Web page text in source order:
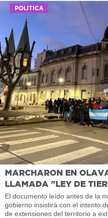
POLITICA
MARCHARON EN
LLAMADA "LEY DE
El documento leído antes de la
gobierno insistirá con el intento
de extensiones del territorio a